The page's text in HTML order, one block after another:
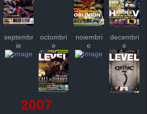
septembr
ie
octombri
e
noiembri
e
decembri
e
2007